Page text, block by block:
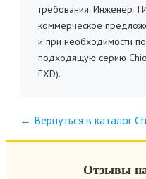
требования. Инженер
коммерческое
и при необходимости
подходящую серию
FXD).
← Вернуться в каталог
Отзывы